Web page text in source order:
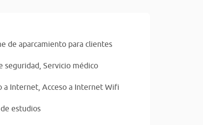
de aparcamiento para clientes
seguridad, Servicio médico
a Internet, Acceso a Internet Wifi
estudios